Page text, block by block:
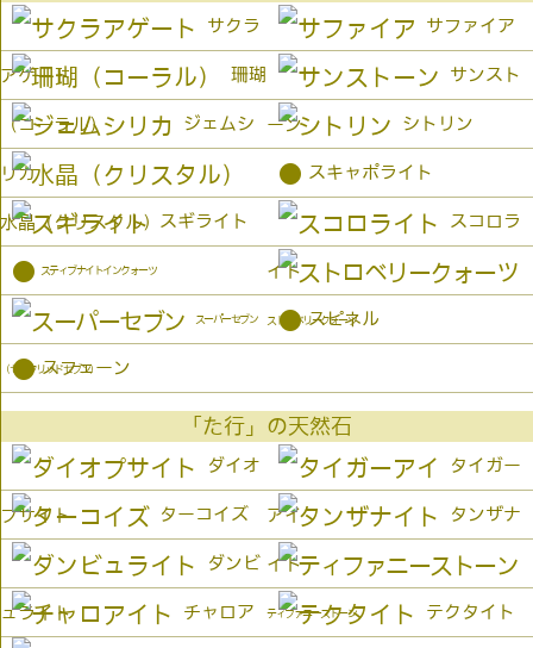
サクラ
アゲート
サファイア
珊瑚
（コーラル）
サンスト
ーン
ジェムシ
リカ
シトリン
水晶（クリスタル）
● スキャポライト
スギライト スコロラ
イト
● スティブナイトインクォーツ
ストロベリークォーツ
スーパーセブン
（セイクリッドセブン）
● スピネル
● スフェーン
「た行」の天然石
ダイオ
プサイト
タイガー
アイ
ターコイズ タンザナ
イト
ダンビ
ュライト ティファニーストーン
チャロア テクタイト